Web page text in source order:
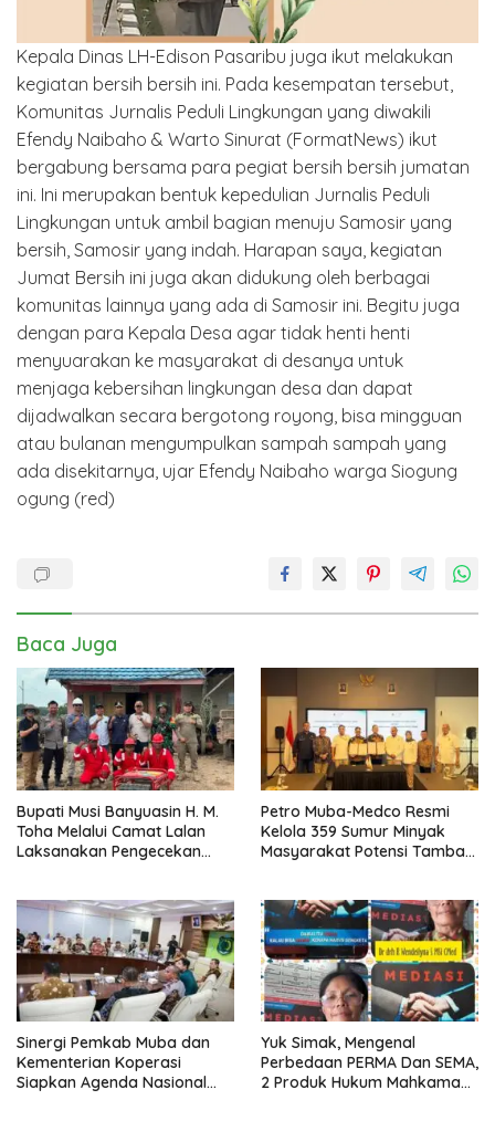
Kepala Dinas LH-Edison Pasaribu juga ikut melakukan
kegiatan bersih bersih ini. Pada kesempatan tersebut,
Komunitas Jurnalis Peduli Lingkungan yang diwakili
Efendy Naibaho & Warto Sinurat (FormatNews) ikut
bergabung bersama para pegiat bersih bersih jumatan
ini. Ini merupakan bentuk kepedulian Jurnalis Peduli
Lingkungan untuk ambil bagian menuju Samosir yang
bersih, Samosir yang indah. Harapan saya, kegiatan
Jumat Bersih ini juga akan didukung oleh berbagai
komunitas lainnya yang ada di Samosir ini. Begitu juga
dengan para Kepala Desa agar tidak henti henti
menyuarakan ke masyarakat di desanya untuk
menjaga kebersihan lingkungan desa dan dapat
dijadwalkan secara bergotong royong, bisa mingguan
atau bulanan mengumpulkan sampah sampah yang
ada disekitarnya, ujar Efendy Naibaho warga Siogung
ogung (red)
Baca Juga
Bupati Musi Banyuasin H. M.
Toha Melalui Camat Lalan
Laksanakan Pengecekan
Perusahaan
Petro Muba-Medco Resmi
Kelola 359 Sumur Minyak
Masyarakat Potensi Tambah
Sinergi Pemkab Muba dan
Kementerian Koperasi
Siapkan Agenda Nasional
Yuk Simak, Mengenal
Perbedaan PERMA Dan SEMA,
2 Produk Hukum Mahkamah